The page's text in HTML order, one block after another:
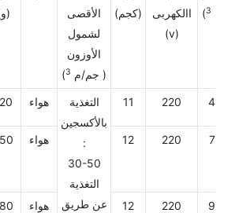
(و)
الأقصى
لشمول
الأوزون
(جم/م 3 )
(كجم)
االكهربى
(v)
3
هواء
التغذية
بالأكسجين
:
30-50
التغذية
عن طريق
11 220 40
هواء 12 220 70
هواء 12 220 90